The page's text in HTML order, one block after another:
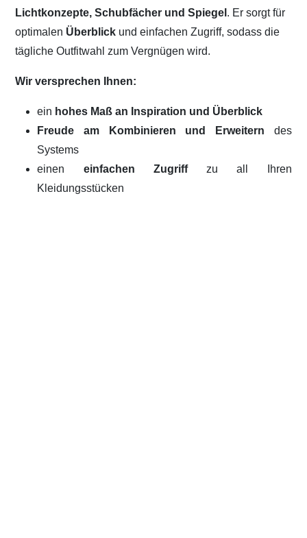
Lichtkonzepte, Schubfächer und Spiegel . Er sorgt für
optimalen Überblick und einfachen Zugriff, sodass die
tägliche Outfitwahl zum Vergnügen wird.
Wir versprechen Ihnen:
ein hohes Maß an Inspiration und Überblick
Freude am Kombinieren und Erweitern des
Systems
einen einfachen Zugriffzu all Ihren
Kleidungsstücken